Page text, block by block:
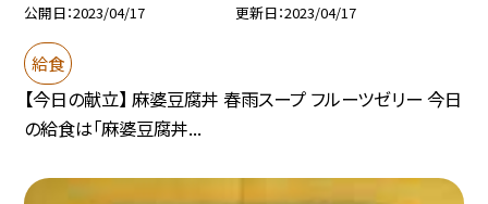
公開日 2023/04/17 更新日 2023/04/17
給食
【今日の献立】 麻婆豆腐丼 春雨スープ フルーツゼリー 今日
の給食は「麻婆豆腐丼...